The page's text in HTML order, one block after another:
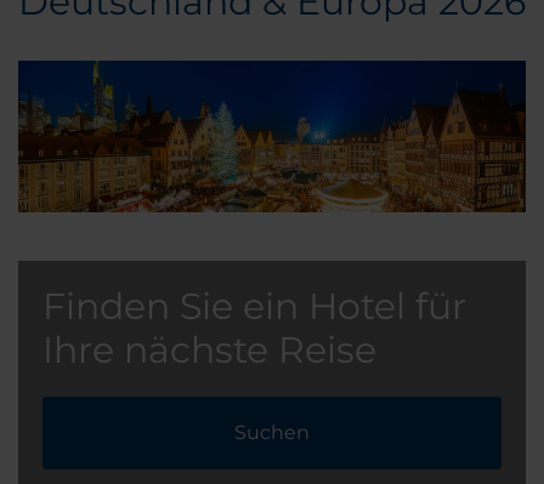
Finden Sie ein Hotel für
Ihre nächste Reise
Suchen